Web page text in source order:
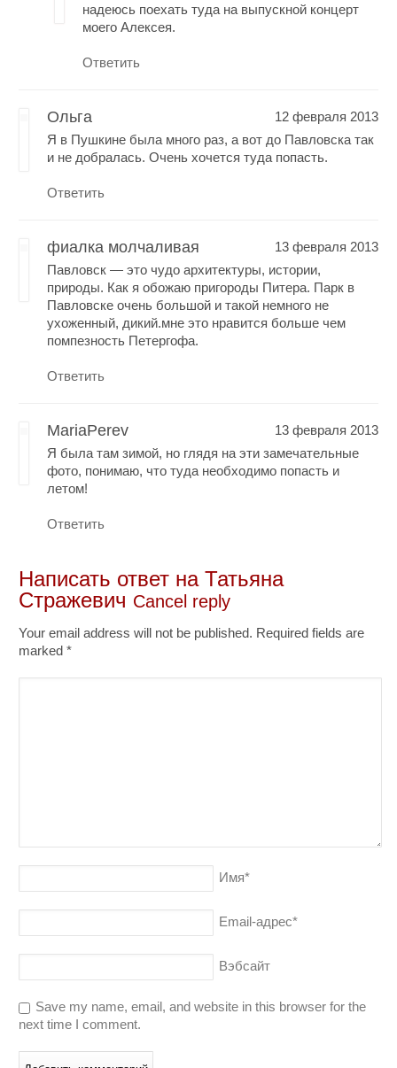
надеюсь поехать туда на выпускной концерт
моего Алексея.
Ответить
Ольга
12 февраля 2013
Я в Пушкине была много раз, а вот до Павловска так
и не добралась. Очень хочется туда попасть.
Ответить
фиалка молчаливая
13 февраля 2013
Павловск — это чудо архитектуры, истории,
природы. Как я обожаю пригороды Питера. Парк в
Павловске очень большой и такой немного не
ухоженный, дикий.мне это нравится больше чем
помпезность Петергофа.
Ответить
MariaPerev
13 февраля 2013
Я была там зимой, но глядя на эти замечательные
фото, понимаю, что туда необходимо попасть и
летом!
Ответить
Написать ответ наТатьяна
Стражевич Cancel reply
Your email address will not be published. Required fields are
marked*
Имя*
Email-адрес*
Вэбсайт
Save my name, email, and website in this browser for the
next time I comment.